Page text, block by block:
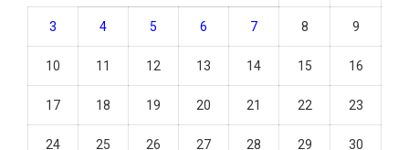
3 4 5 6 7 8 9
10 11 12 13 14 15 16
17 18 19 20 21 22 23
24 25 26 27 28 29 30